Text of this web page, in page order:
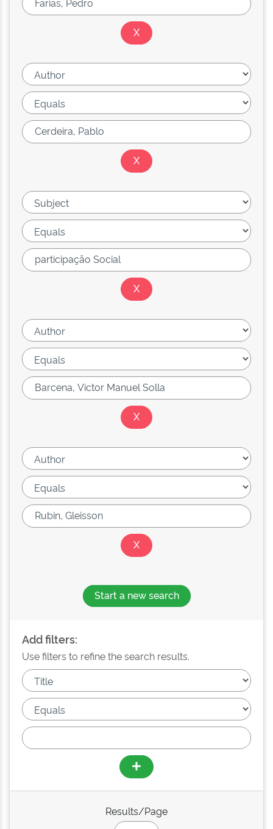
Start a new search
Add filters:
Use filters to refine the search results.
Results/Page